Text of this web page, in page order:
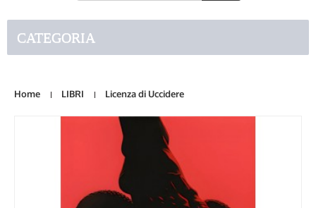
CATEGORIA
Home LIBRI Licenza di Uccidere